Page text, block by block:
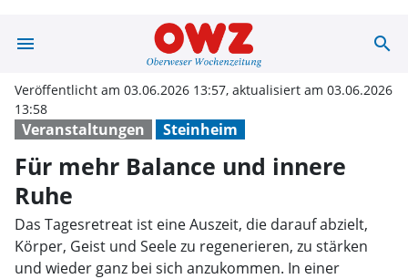
menu Für mehr search
Veranstaltungen Steinheim
Veröffentlicht am 03.06.2026 13:57, aktualisiert am 03.06.2026
13:58
Für mehr Balance und innere
Ruhe
Das Tagesretreat ist eine Auszeit, die darauf abzielt,
Körper, Geist und Seele zu regenerieren, zu stärken
und wieder ganz bei sich anzukommen. In einer